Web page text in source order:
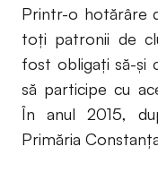
Printr-o hotărâre
toți patronii de
fost obligați să-și
să participe cu
În anul 2015,
Primăria